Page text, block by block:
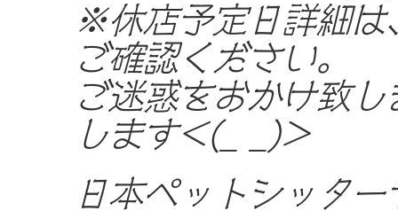
※休店予定日詳細は
ご確認ください。
ご迷惑をおかけ致
します<(_ _)>
日本ペットシッタ